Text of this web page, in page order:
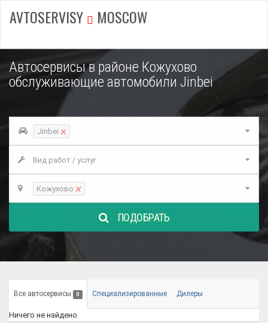
AVTOSERVISY MOSCOW
Автосервисы в районе Кожухово
обслуживающие автомобили Jinbei
Jinbei ×
Вид работ / услуг
Кожухово ×
ПОДОБРАТЬ
Все автосервисы 0 Специализированные Дилеры
Ничего не найдено.